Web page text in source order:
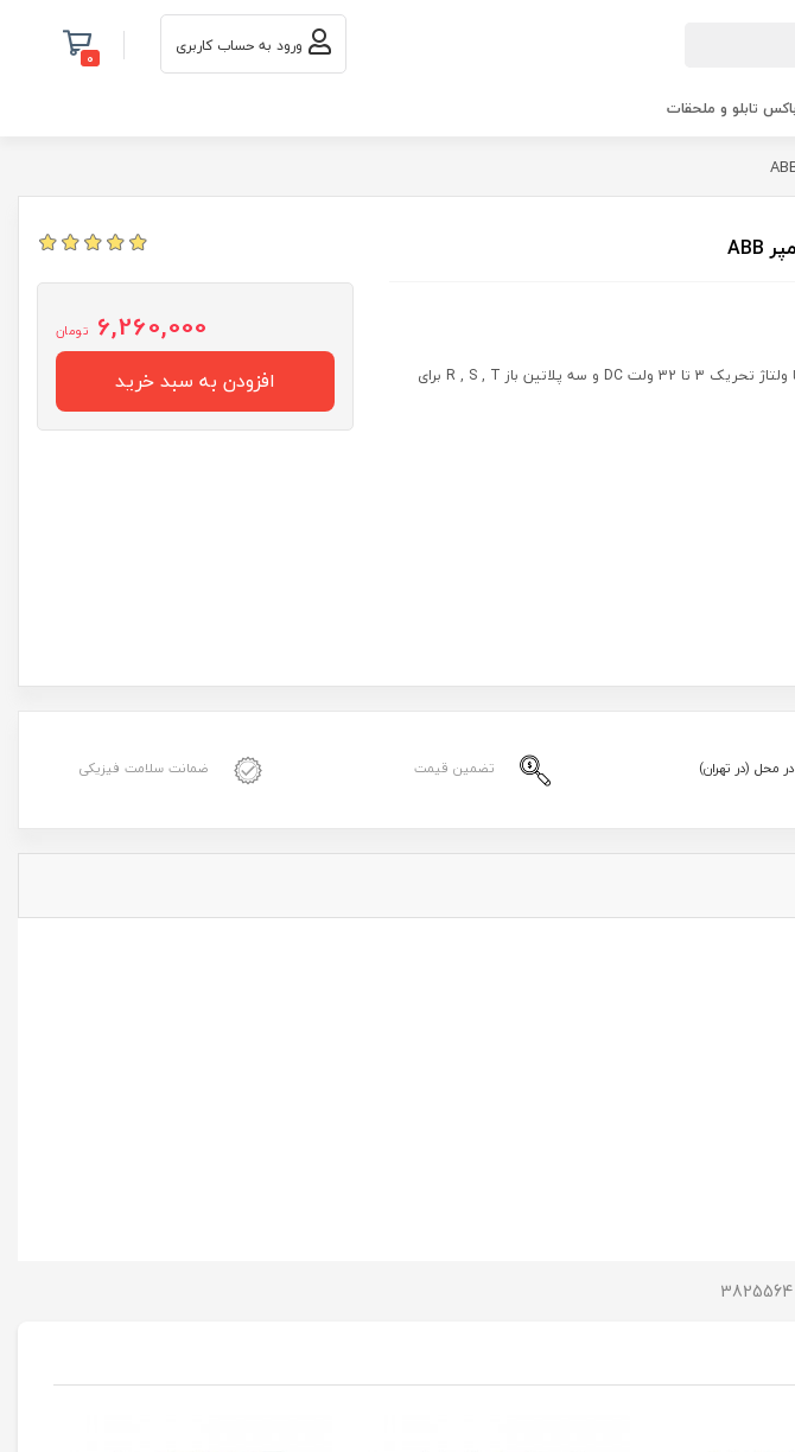
ورود به حساب کاربری 0
تابلو و ملحقات
رله الکترونیکی SSR سه فاز 25 آمپر ABB با ولتاژ تحریک 3 تا 32 ولت DC و سه پلاتین باز R , S , T برای
6,260,000 تومان
افزودن به سبد خرید
محل (در تهران) تضمین قیمت ضمانت سلامت فیزیکی
: